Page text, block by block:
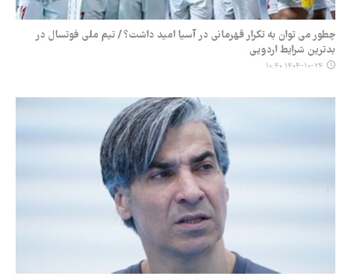
چطور می توان به تکرار قهرمانی در آسیا امید داشت؟ / تیم ملی فوتسال در
بدترین شرایط اردویی
۱۴۰۴-۱۰-۲۴ ۱۰:۴۰